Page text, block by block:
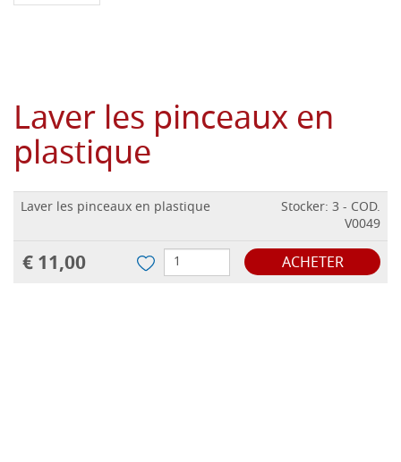
Laver les pinceaux en
plastique
Laver les pinceaux en plastique
Stocker: 3 - COD.
V0049
€ 11,00 ACHETER